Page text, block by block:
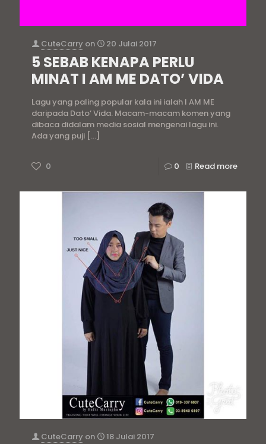
CuteCarry on 20 Julai 2017
5 SEBAB KENAPA PERLU
MINAT I AM ME DATO’ VIDA
Lagu yang paling popular kala ini ialah I AM ME
daripada Dato’ Vida. Macam-macam komen yang
dibaca didalam media sosial mengenai lagu ini.
Ada yang puji […]
0 0 Read more
CuteCarry on 18 Julai 2017